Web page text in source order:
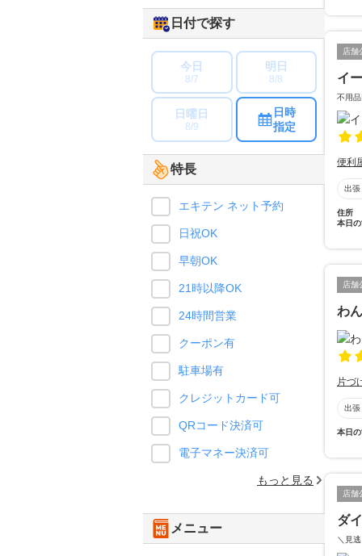
店舗
イ
不用
便利
出張
住所
本日
店舗
わ
片づ
出張
本日
店舗
ダ
＼見
日付で探す
今日
8/7
明日
8/8
日曜日
8/9
日時
指定
特長
エキテン ネット予約
日祝OK
早朝OK
21時以降OK
24時間営業
クーポン有
駐車場有
クレジットカード可
QRコード決済可
電子マネー決済可
もっと見る
メニュー